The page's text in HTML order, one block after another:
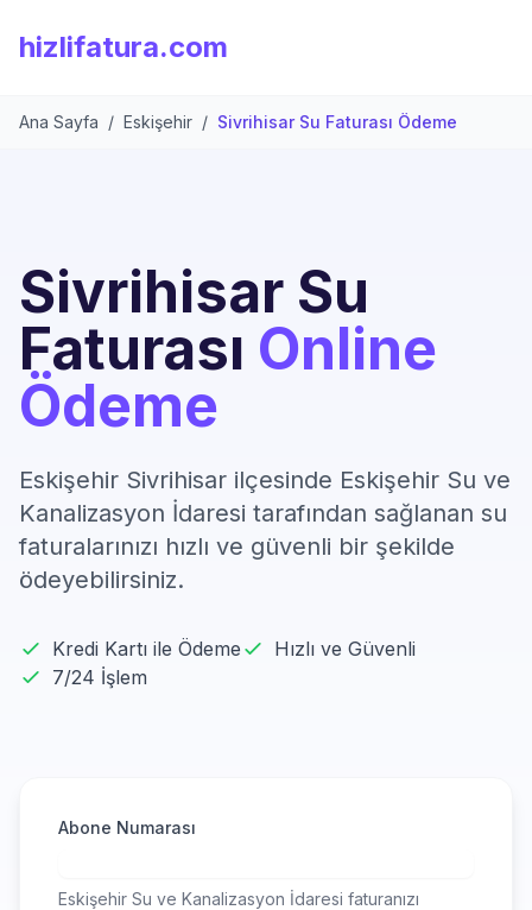
hizlifatura.com
Ana Sayfa / Eskişehir / Sivrihisar Su Faturası Ödeme
Sivrihisar Su
Faturası Online
Ödeme
Eskişehir Sivrihisar ilçesinde Eskişehir Su ve
Kanalizasyon İdaresi tarafından sağlanan su
faturalarınızı hızlı ve güvenli bir şekilde
ödeyebilirsiniz.
Kredi Kartı ile Ödeme
Hızlı ve Güvenli
7/24 İşlem
Abone Numarası
Eskişehir Su ve Kanalizasyon İdaresi faturanızı